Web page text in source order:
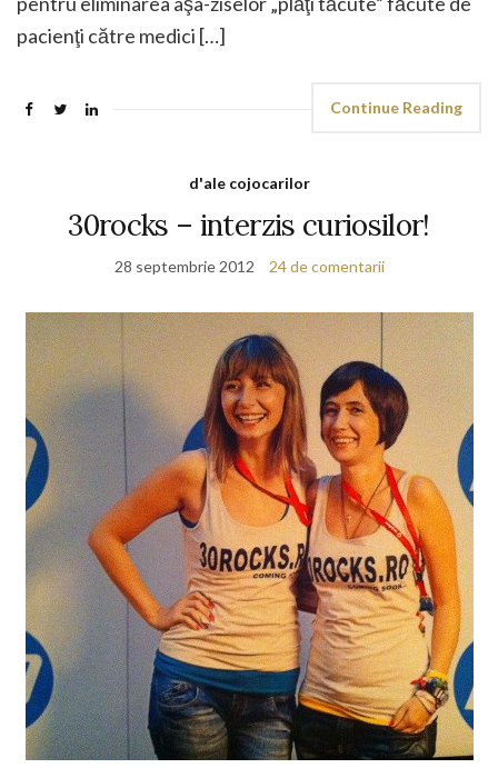
pacienţi către medici […]
Continue Reading
d'ale cojocarilor
30rocks – interzis curiosilor!
28 septembrie 2012 24 de comentarii